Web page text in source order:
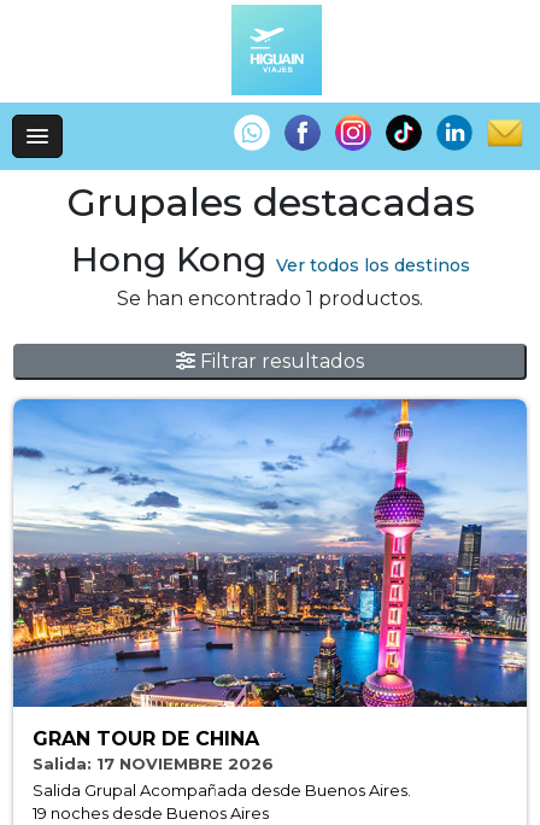
Grupales destacadas
Hong Kong Ver todos los destinos
Se han encontrado 1 productos.
Filtrar resultados
GRAN TOUR DE CHINA
Salida: 17 NOVIEMBRE 2026
Salida Grupal Acompañada desde Buenos Aires.
19 noches desde Buenos Aires